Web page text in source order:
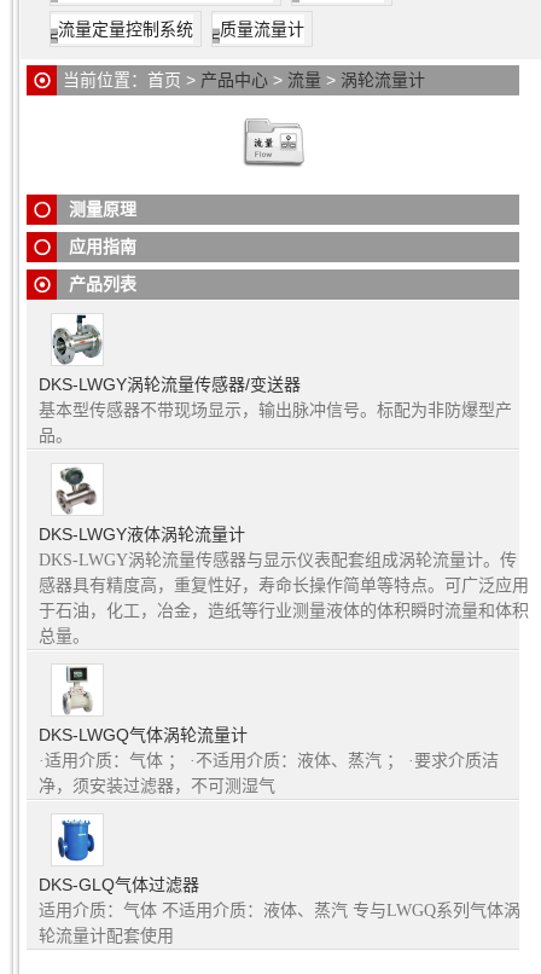
流量定量控制系统 质量流量计
当前位置： 首页 > 产品中心 > 流量 > 涡轮流量计
测量原理
涡轮流量计具有精度高、重复性好、无零点漂移、高量程比等优
应用指南
涡轮流量计应用于冷却水回路; 石化; 化学工业; 净水器; 塑料
和水利。
产品列表
DKS-LWGY涡轮流量传感器/变送器
基本型传感器不带现场显示，输出脉冲信号。标配为非防爆型产
品。
DKS-LWGY液体涡轮流量计
DKS-LWGY涡轮流量传感器与显示仪表配套组成涡轮流量计。传
感器具有精度高，重复性好，寿命长操作简单等特点。可广泛应用
于石油，化工，冶金，造纸等行业测量液体的体积瞬时流量和体积
总量。
DKS-LWGQ气体涡轮流量计
·适用介质：气体 ； ·不适用介质：液体、蒸汽 ； ·要求介质洁
净，须安装过滤器，不可测湿气
DKS-GLQ气体过滤器
适用介质：气体 不适用介质：液体、蒸汽 专与LWGQ系列气体涡
轮流量计配套使用